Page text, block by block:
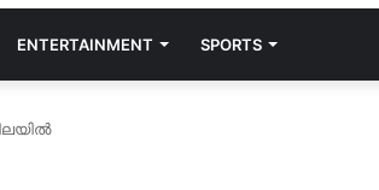
ENTERTAINMENT SPORTS